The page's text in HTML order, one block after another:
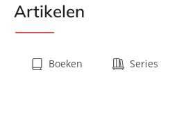
Artikelen
Boeken Series